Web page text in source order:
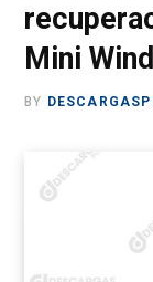
Mini
BY